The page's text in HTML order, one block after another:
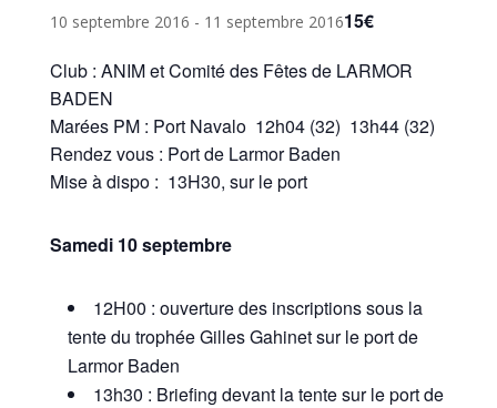
10 septembre 2016 - 11 septembre 201615€
Club : ANIM et Comité des Fêtes de LARMOR
BADEN
Marées PM : Port Navalo 12h04 (32) 13h44 (32)
Rendez vous : Port de Larmor Baden
Mise à dispo : 13H30, sur le port
Samedi 10 septembre
12H00 : ouverture des inscriptions sous la
tente du trophée Gilles Gahinet sur le port de
Larmor Baden
13h30 : Briefing devant la tente sur le port de